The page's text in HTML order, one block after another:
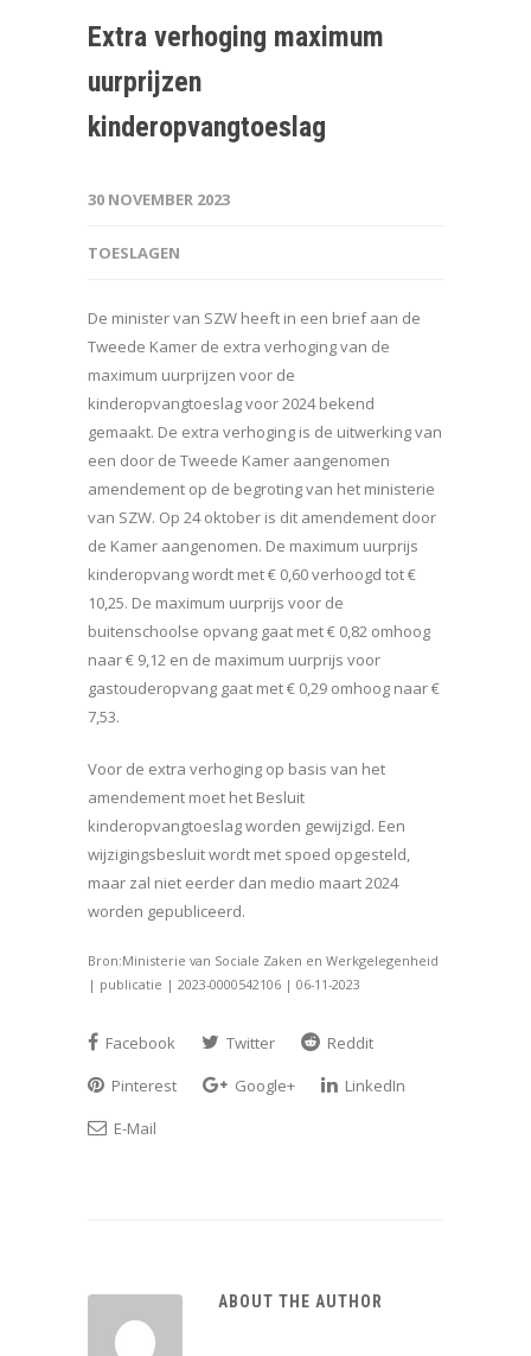
Extra verhoging maximum
uurprijzen
kinderopvangtoeslag
30 NOVEMBER 2023
TOESLAGEN
De minister van SZW heeft in een brief aan de
Tweede Kamer de extra verhoging van de
maximum uurprijzen voor de
kinderopvangtoeslag voor 2024 bekend
gemaakt. De extra verhoging is de uitwerking van
een door de Tweede Kamer aangenomen
amendement op de begroting van het ministerie
van SZW. Op 24 oktober is dit amendement door
de Kamer aangenomen. De maximum uurprijs
kinderopvang wordt met € 0,60 verhoogd tot €
10,25. De maximum uurprijs voor de
buitenschoolse opvang gaat met € 0,82 omhoog
naar € 9,12 en de maximum uurprijs voor
gastouderopvang gaat met € 0,29 omhoog naar €
7,53.
Voor de extra verhoging op basis van het
amendement moet het Besluit
kinderopvangtoeslag worden gewijzigd. Een
wijzigingsbesluit wordt met spoed opgesteld,
maar zal niet eerder dan medio maart 2024
worden gepubliceerd.
Bron:Ministerie van Sociale Zaken en Werkgelegenheid
| publicatie | 2023-0000542106 | 06-11-2023
Facebook Twitter
Reddit
Pinterest
Google+
LinkedIn
E-Mail
ABOUT THE AUTHOR